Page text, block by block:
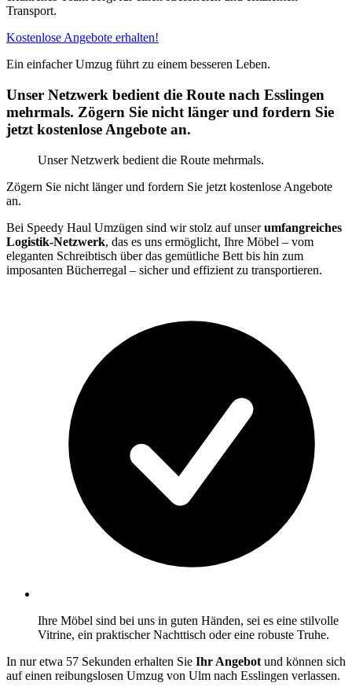
Transport.
Kostenlose Angebote erhalten!
Ein einfacher Umzug führt zu einem besseren Leben.
Unser Netzwerk bedient die Route nach Esslingen
mehrmals. Zögern Sie nicht länger und fordern Sie
jetzt kostenlose Angebote an.
Unser Netzwerk bedient die Route mehrmals.
Zögern Sie nicht länger und fordern Sie jetzt kostenlose Angebote
an.
Bei Speedy Haul Umzügen sind wir stolz auf unserumfangreiches
Logistik-Netzwerk, das es uns ermöglicht, Ihre Möbel – vom
eleganten Schreibtisch über das gemütliche Bett bis hin zum
imposanten Bücherregal – sicher und effizient zu transportieren.
Ihre Möbel sind bei uns in guten Händen, sei es eine stilvolle
Vitrine, ein praktischer Nachttisch oder eine robuste Truhe.
In nur etwa 57 Sekunden erhalten Sie Ihr Angebot und können sich
auf einen reibungslosen Umzug von Ulm nach Esslingen verlassen.